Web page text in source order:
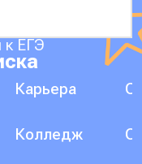
к ЕГЭ
Карьера
Колледж